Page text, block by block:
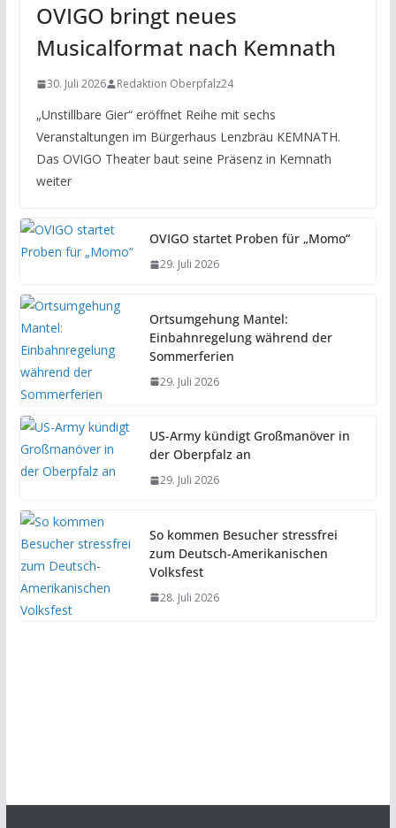
OVIGO bringt neues
Musicalformat nach Kemnath
30. Juli 2026 Redaktion Oberpfalz24
„Unstillbare Gier“ eröffnet Reihe mit sechs
Veranstaltungen im Bürgerhaus Lenzbräu KEMNATH.
Das OVIGO Theater baut seine Präsenz in Kemnath
weiter
OVIGO startet Proben für „Momo“
29. Juli 2026
Ortsumgehung Mantel:
Einbahnregelung während der
Sommerferien
29. Juli 2026
US-Army kündigt Großmanöver in
der Oberpfalz an
29. Juli 2026
So kommen Besucher stressfrei
zum Deutsch-Amerikanischen
Volksfest
28. Juli 2026